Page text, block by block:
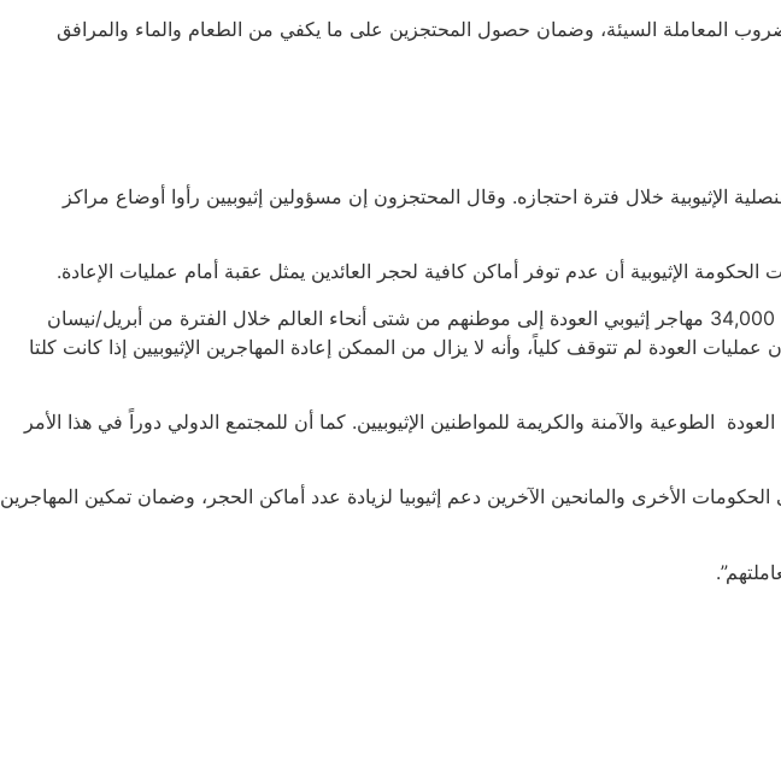
المعاملة السيئة، وضمان حصول المحتجزين على ما يكفي من الطعام والماء والمرافق
الإثيوبية خلال فترة احتجازه. وقال المحتجزون إن مسؤولين إثيوبيين رأوا أوضاع مراكز
الإثيوبية أن عدم توفر أماكن كافية لحجر العائدين يمثل عقبة أمام عمليات الإعادة.
وعلى الرغم من القيود المفروضة على السفر بسبب تفشي وباء فيروس كوفيد-19، فقد تمكَّن ما لا يقل عن 34,000 مهاجر إثيوبي العودة إلى موطنهم من شتى أنحاء العالم خلال الفترة من أبريل/نيسان
السعودية. وهذا يُظهر أن عمليات العودة لم تتوقف كلياً، وأنه لا يزال من الممكن إعادة المهاجرين الإثيوبيين إذا كانت كلتا
الطوعية والآمنة والكريمة للمواطنين الإثيوبيين. كما أن للمجتمع الدولي دوراً في هذا الأمر
الأخرى والمانحين الآخرين دعم إثيوبيا لزيادة عدد أماكن الحجر، وضمان تمكين المهاجرين